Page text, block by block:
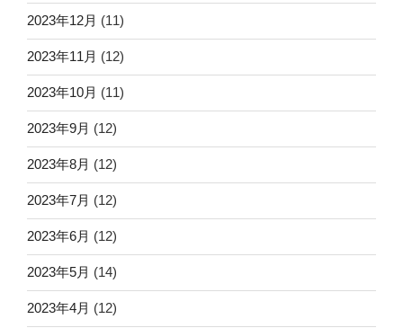
2023年12月 (11)
2023年11月 (12)
2023年10月 (11)
2023年9月 (12)
2023年8月 (12)
2023年7月 (12)
2023年6月 (12)
2023年5月 (14)
2023年4月 (12)